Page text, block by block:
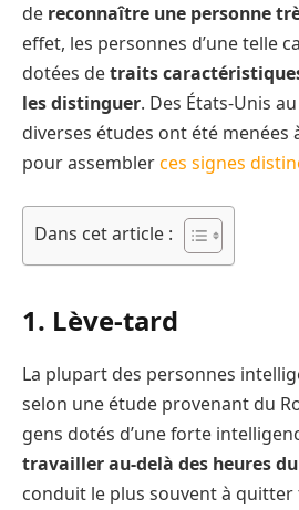
de reconnaître une personne
effet, les personnes d’une telle
dotées detraits
les distinguer. Des États-Unis
diverses études ont été menées
pour assemblerces signes
Dans cet article :
1. Lève-tard
La plupart des personnes
selon une étude provenant du
gens dotés d’une forte
travailler au-delà des heures
conduit le plus souvent à